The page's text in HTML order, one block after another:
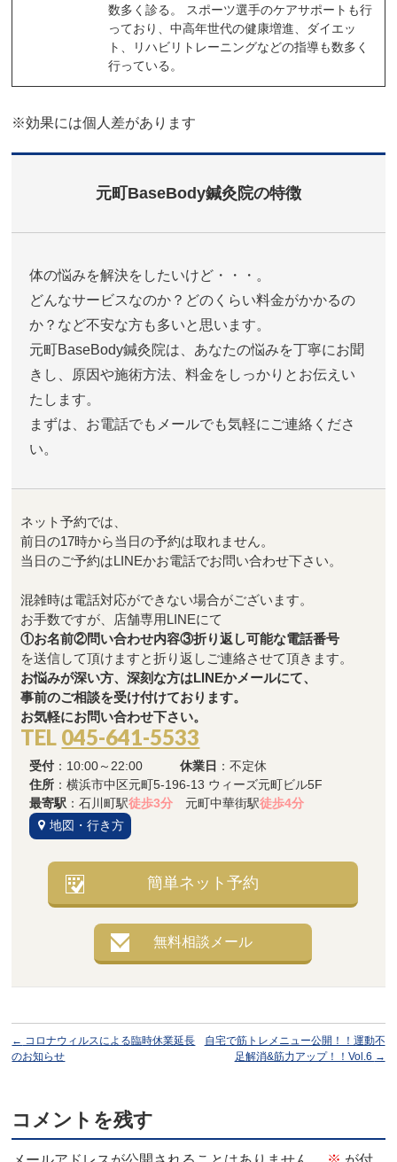
数多く診る。 スポーツ選手のケアサポートも行
っており、中高年世代の健康増進、ダイエッ
ト、リハビリトレーニングなどの指導も数多く
行っている。
※効果には個人差があります
元町BaseBody鍼灸院の特徴
体の悩みを解決をしたいけど・・・。
どんなサービスなのか？どのくらい料金がかかるの
か？など不安な方も多いと思います。
元町BaseBody鍼灸院は、あなたの悩みを丁寧にお聞
きし、原因や施術方法、料金をしっかりとお伝えい
たします。
まずは、お電話でもメールでも気軽にご連絡くださ
い。
ネット予約では、
前日の17時から当日の予約は取れません。
当日のご予約はLINEかお電話でお問い合わせ下さい。
混雑時は電話対応ができない場合がございます。
お手数ですが、店舗専用LINEにて
①お名前②問い合わせ内容③折り返し可能な電話番号
を送信して頂けますと折り返しご連絡させて頂きます。
お悩みが深い方、深刻な方はLINEかメールにて、
事前のご相談を受け付けております。
お気軽にお問い合わせ下さい。
TEL 045-641-5533
受付 ：10:00～22:00休業日 ：不定休
住所 ：横浜市中区元町5-196-13 ウィーズ元町ビル5F
最寄駅 ：石川町駅徒歩3分 元町中華街駅徒歩4分
地図・行き方
簡単ネット予約
無料相談メール
← コロナウィルスによる臨時休業延長
のお知らせ
自宅で筋トレメニュー公開！！運動不
足解消&筋力アップ！！Vol.6 →
コメントを残す